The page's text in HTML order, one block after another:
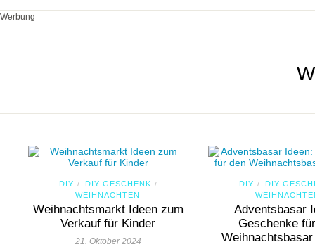
Werbung
DIY / DIY GESCHENK /
WEIHNACHTEN
Weihnachtsmarkt Ideen zum
Verkauf für Kinder
21. Oktober 2024
DIY /
DIY
Adventsbasar
Geschenke